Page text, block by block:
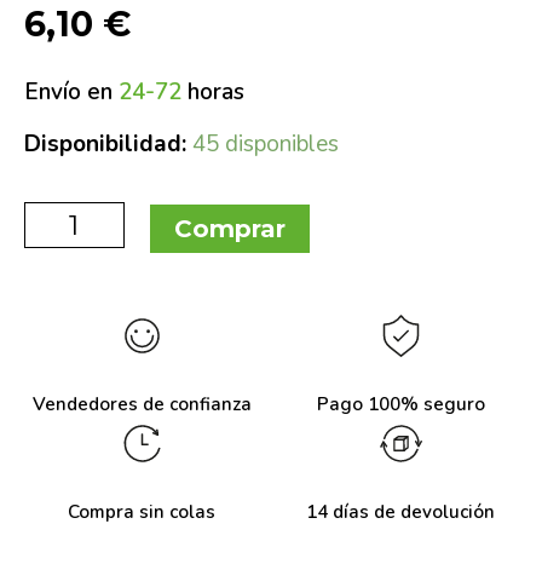
6,10 €
Envío en 24-72 horas
Disponibilidad:45 disponibles
Comprar
Vendedores de confianza Pago 100% seguro
Compra sin colas 14 días de devolución